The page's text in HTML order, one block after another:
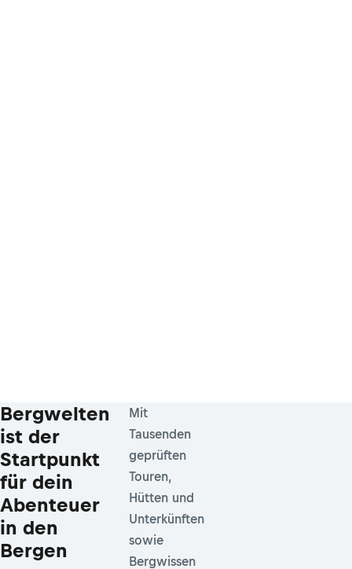
Bergwelten
ist der
Startpunkt
für dein
Abenteuer
in den
Bergen
Mit
Tausenden
geprüften
Touren,
Hütten und
Unterkünften
sowie
Bergwissen